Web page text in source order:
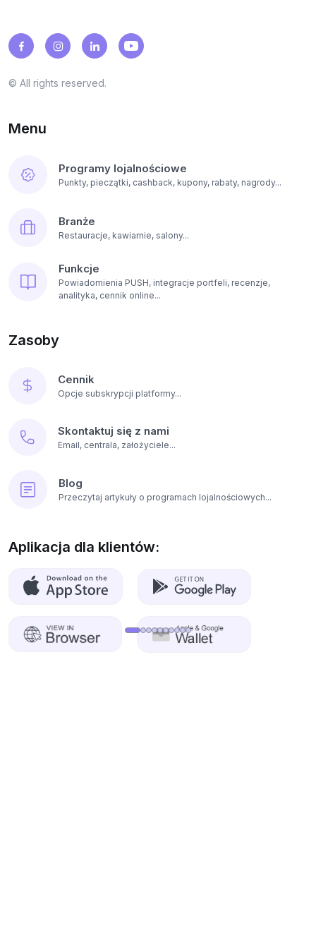
© All rights reserved.
Menu
Programy lojalnościowe
Punkty, pieczątki, cashback, kupony, rabaty, nagrody...
Branże
Restauracje, kawiarnie, salony...
Funkcje
Powiadomienia PUSH, integracje portfeli, recenzje,
analityka, cennik online...
Zasoby
Cennik
Opcje subskrypcji platformy...
Skontaktuj się z nami
Email, centrala, założyciele...
Blog
Przeczytaj artykuły o programach lojalnościowych...
Aplikacja dla klientów: